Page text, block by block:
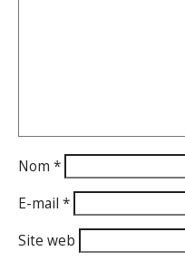
Nom *
E-mail *
Site web